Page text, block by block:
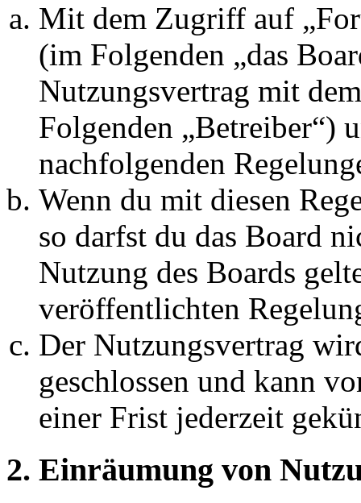
Mit dem Zugriff auf
(im Folgenden „das
Nutzungsvertrag mit
Folgenden „Betreiber“)
nachfolgenden
Wenn du mit diesen
so darfst du das Board
Nutzung des Boards
veröffentlichten
Der Nutzungsvertrag
geschlossen und kann
einer Frist jederzeit
2. Einräumung von